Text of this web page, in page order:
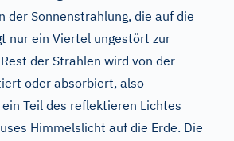
der Sonnenstrahlung, die auf die
nur ein Viertel ungestört zur
der Strahlen wird von der
oder absorbiert, also
Teil des reflektieren Lichtes
Himmelslicht auf die Erde. Die